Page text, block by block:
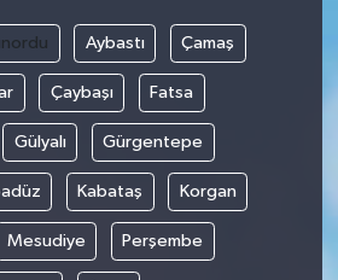
Aybastı Çamaş
Çaybaşı Fatsa
Gülyalı Gürgentepe
Kabataş Korgan
Mesudiye Perşembe